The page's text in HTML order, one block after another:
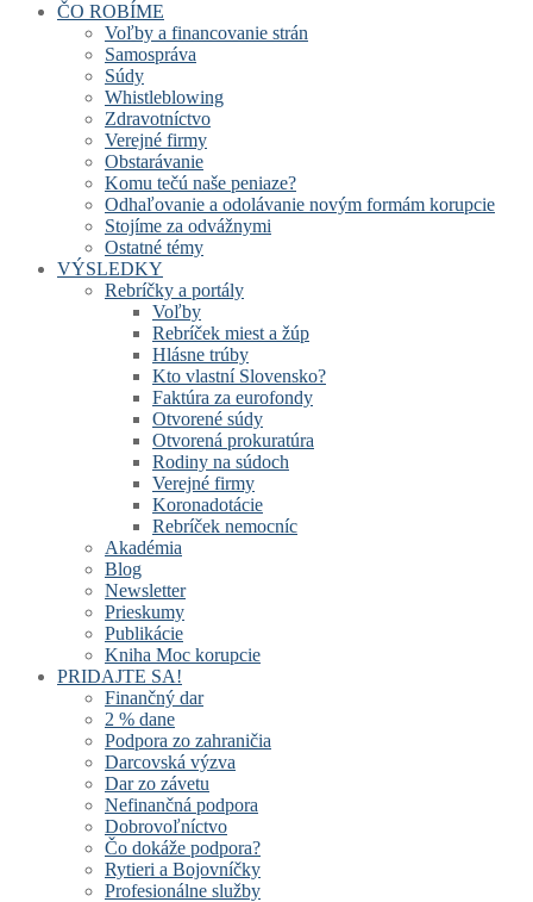
ČO ROBÍME
Voľby a financovanie strán
Samospráva
Súdy
Whistleblowing
Zdravotníctvo
Verejné firmy
Obstarávanie
Komu tečú naše peniaze?
Odhaľovanie a odolávanie novým formám korupcie
Stojíme za odvážnymi
Ostatné témy
VÝSLEDKY
Rebríčky a portály
Voľby
Rebríček miest a žúp
Hlásne trúby
Kto vlastní Slovensko?
Faktúra za eurofondy
Otvorené súdy
Otvorená prokuratúra
Rodiny na súdoch
Verejné firmy
Koronadotácie
Rebríček nemocníc
Akadémia
Blog
Newsletter
Prieskumy
Publikácie
Kniha Moc korupcie
PRIDAJTE SA!
Finančný dar
2 % dane
Podpora zo zahraničia
Darcovská výzva
Dar zo závetu
Nefinančná podpora
Dobrovoľníctvo
Čo dokáže podpora?
Rytieri a Bojovníčky
Profesionálne služby